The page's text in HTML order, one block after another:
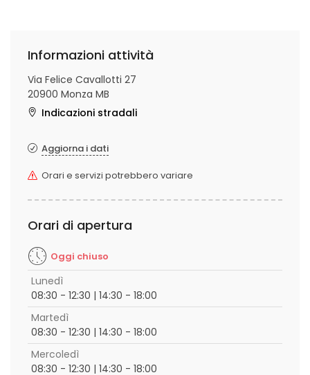
Informazioni attività
Via Felice Cavallotti 27
20900 Monza MB
Indicazioni stradali
Aggiorna i dati
Orari e servizi potrebbero variare
Orari di apertura
Oggi chiuso
Lunedì
08:30 - 12:30 | 14:30 - 18:00
Martedì
08:30 - 12:30 | 14:30 - 18:00
Mercoledì
08:30 - 12:30 | 14:30 - 18:00